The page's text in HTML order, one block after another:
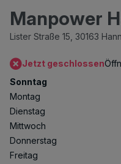
Manpower
Lister Straße 15, 30163
Jetzt geschlossen
Sonntag
Montag
Dienstag
Mittwoch
Donnerstag
Freitag